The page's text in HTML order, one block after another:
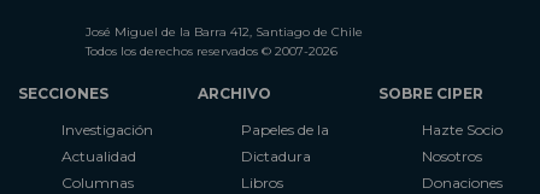
José Miguel de la Barra 412, Santiago de Chile
Todos los derechos reservados © 2007-2026
SECCIONES
Investigación
Actualidad
Columnas
ARCHIVO
Papeles de la
Dictadura
Libros
SOBRE CIPER
Hazte Socio
Nosotros
Donaciones